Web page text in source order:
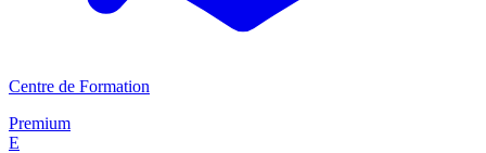
Centre de Formation
Premium
E